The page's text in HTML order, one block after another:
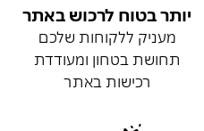
יותר בטוח לרכוש באתר
מעניק ללקוחות שלכם
תחושת בטחון ומעודדת
רכישות באתר